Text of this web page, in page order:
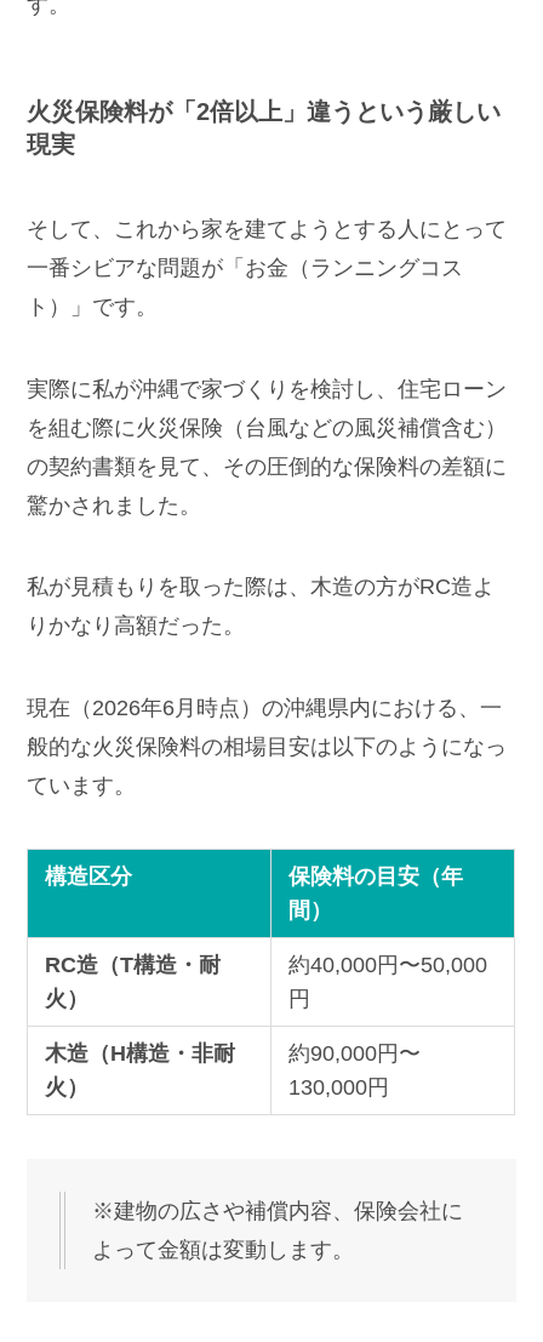
す。
火災保険料が「2倍以上」違うという厳しい
現実
そして、これから家を建てようとする人にとって
一番シビアな問題が「お金（ランニングコス
ト）」です。
実際に私が沖縄で家づくりを検討し、住宅ローン
を組む際に火災保険（台風などの風災補償含む）
の契約書類を見て、その圧倒的な保険料の差額に
驚かされました。
私が見積もりを取った際は、木造の方がRC造よ
りかなり高額だった。
現在（2026年6月時点）の沖縄県内における、一
般的な火災保険料の相場目安は以下のようになっ
ています。
構造区分
保険料の目安（年
間）
RC造（T構造・耐
火）
約40,000円〜50,000
円
木造（H構造・非耐
火）
約90,000円〜
130,000円
※建物の広さや補償内容、保険会社に
よって金額は変動します。